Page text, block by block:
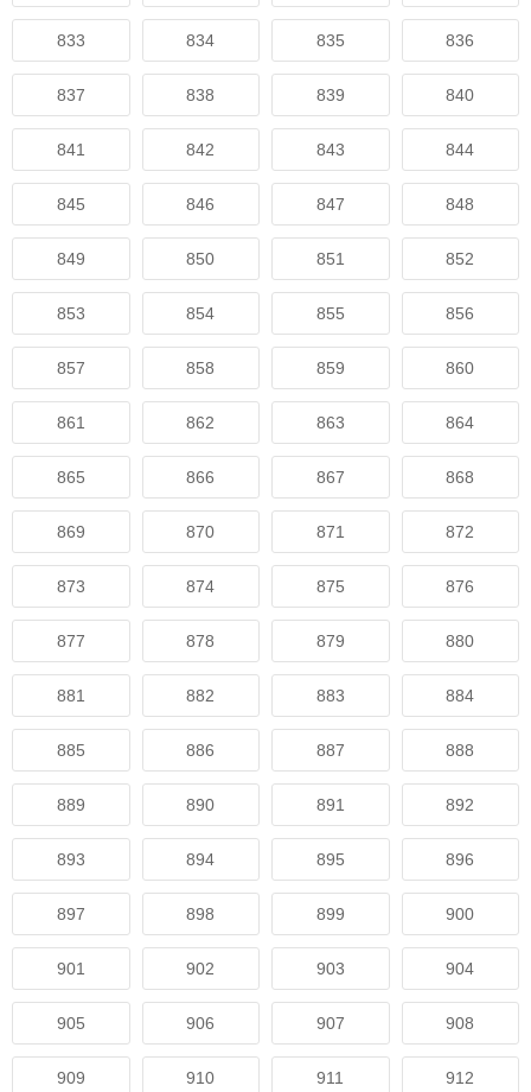
833 834 835 836
837 838 839 840
841 842 843 844
845 846 847 848
849 850 851 852
853 854 855 856
857 858 859 860
861 862 863 864
865 866 867 868
869 870 871 872
873 874 875 876
877 878 879 880
881 882 883 884
885 886 887 888
889 890 891 892
893 894 895 896
897 898 899 900
901 902 903 904
905 906 907 908
909 910 911 912